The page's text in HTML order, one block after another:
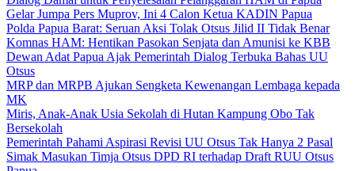
Gelar Jumpa Pers Muprov, Ini 4 Calon Ketua KADIN Papua
Polda Papua Barat: Seruan Aksi Tolak Otsus Jilid II Tidak Benar
Komnas HAM: Hentikan Pasokan Senjata dan Amunisi ke KBB
Dewan Adat Papua Ajak Pemerintah Dialog Terbuka Bahas UU
Otsus
MRP dan MRPB Ajukan Sengketa Kewenangan Lembaga kepada
MK
Miris, Anak-Anak Usia Sekolah di Hutan Kampung Obo Tak
Bersekolah
Pemerintah Pahami Aspirasi Revisi UU Otsus Tak Hanya 2 Pasal
Simak Masukan Timja Otsus DPD RI terhadap Draft RUU Otsus